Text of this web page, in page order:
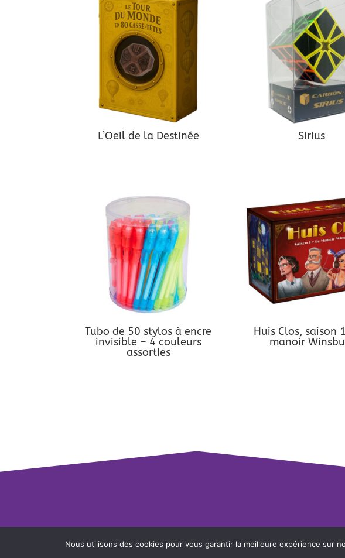
L’Oeil de la Destinée Sirius
Tubo de 50 stylos à encre
invisible – 4 couleurs
assorties
Huis Clos, saison
manoir
© Riviera Games - Tous droits réservés -Politique de
Nous utilisons des cookies pour vous garantir la meilleure expérience sur